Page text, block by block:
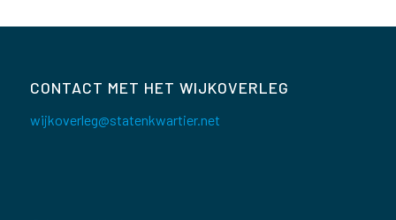
CONTACT MET HET WIJKOVERLEG
wijkoverleg@statenkwartier.net